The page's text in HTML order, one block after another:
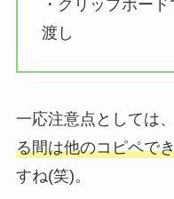
・クリップボー
渡し
一応注意点としては
る間は他のコピペで
すね(笑)。